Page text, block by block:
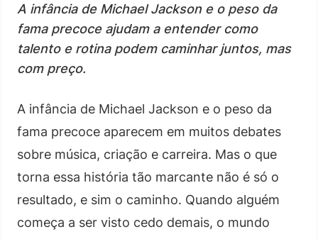
A infância de Michael Jackson e o peso da
fama precoce ajudam a entender como
talento e rotina podem caminhar juntos, mas
com preço.
A infância de Michael Jackson e o peso da
fama precoce aparecem em muitos debates
sobre música, criação e carreira. Mas o que
torna essa história tão marcante não é só o
resultado, e sim o caminho. Quando alguém
começa a ser visto cedo demais, o mundo